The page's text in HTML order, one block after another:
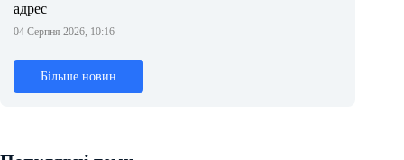
адрес
04 Серпня 2026, 10:16
Більше новин